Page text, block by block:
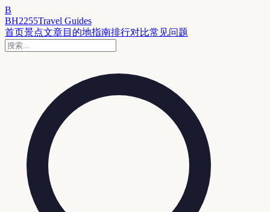
B
BH2255Travel Guides
首页景点文章目的地指南排行对比常见问题